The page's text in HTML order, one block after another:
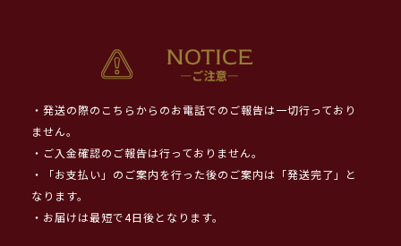
・発送の際のこちらからのお電話でのご報告は一切行っており
ません。
・ご入金確認のご報告は行っておりません。
・「お支払い」のご案内を行った後のご案内は「発送完了」と
なります。
・お届けは最短で4日後となります。